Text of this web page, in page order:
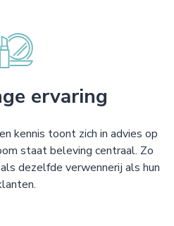
ervaring
kennis toont zich in advies op
staat beleving centraal. Zo
dezelfde verwennerij als hun